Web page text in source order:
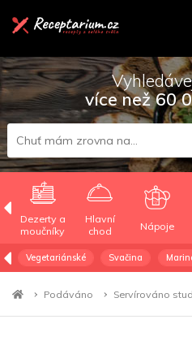
více než 60
Dezerty a
moučníky
Hlavní
chod
Nápoje
Vegetariánské Svačina
Podáváno Servírováno